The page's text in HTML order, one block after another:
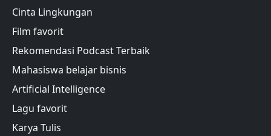
Cinta Lingkungan
Film favorit
Rekomendasi Podcast Terbaik
Mahasiswa belajar bisnis
Artificial Intelligence
Lagu favorit
Karya Tulis